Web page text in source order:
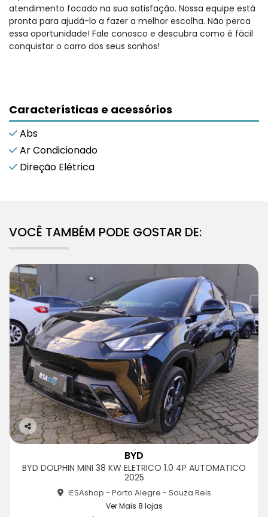
atendimento focado na sua satisfação. Nossa equipe está
pronta para ajudá-lo a fazer a melhor escolha. Não perca
essa oportunidade! Fale conosco e descubra como é fácil
conquistar o carro dos seus sonhos!
Características e acessórios
Abs
Ar Condicionado
Direção Elétrica
VOCÊ TAMBÉM PODE GOSTAR DE:
Co
rtil
BYD
BYD DOLPHIN MINI 38 KW ELETRICO 1.0 4P AUTOMATICO
2025
IESAshop - Porto Alegre - Souza Reis
Ver Mais 8 lojas